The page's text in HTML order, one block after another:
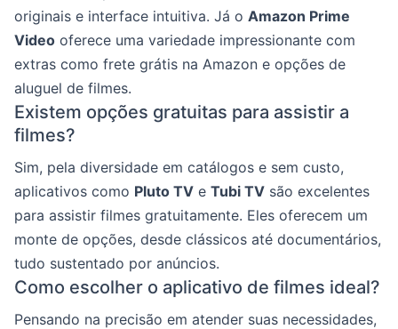
originais e interface intuitiva. Já o Amazon Prime
Video oferece uma variedade impressionante com
extras como frete grátis na Amazon e opções de
aluguel de filmes.
Existem opções gratuitas para assistir a
filmes?
Sim, pela diversidade em catálogos e sem custo,
aplicativos como Pluto TV e Tubi TV são excelentes
para assistir filmes gratuitamente. Eles oferecem um
monte de opções, desde clássicos até documentários,
tudo sustentado por anúncios.
Como escolher o aplicativo de filmes ideal?
Pensando na precisão em atender suas necessidades,